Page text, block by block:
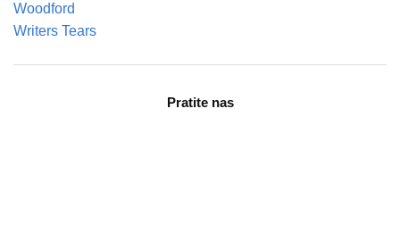
Woodford
Writers Tears
Pratite nas